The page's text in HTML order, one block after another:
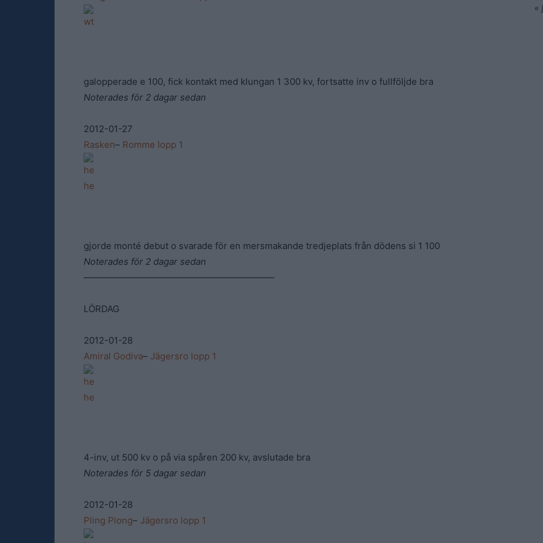
galopperade e 100, fick kontakt med klungan 1 300 kv, fortsatte inv o fullföljde bra
Noterades för 2 dagar sedan
2012-01-27
Rasken– Romme lopp 1
gjorde monté debut o svarade för en mersmakande tredjeplats från dödens si 1 100
Noterades för 2 dagar sedan
—————————————————————
LÖRDAG
2012-01-28
Amiral Godiva– Jägersro lopp 1
4-inv, ut 500 kv o på via spåren 200 kv, avslutade bra
Noterades för 5 dagar sedan
2012-01-28
Pling Plong– Jägersro lopp 1
«